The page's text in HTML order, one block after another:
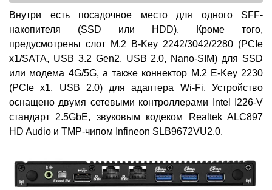
Внутри есть посадочное место для одного SFF-
накопителя (SSD или HDD). Кроме того,
предусмотрены слот M.2 B-Key 2242/3042/2280 (PCIe
x1/SATA, USB 3.2 Gen2, USB 2.0, Nano-SIM) для SSD
или модема 4G/5G, а также коннектор M.2 E-Key 2230
(PCIe x1, USB 2.0) для адаптера Wi-Fi. Устройство
оснащено двумя сетевыми контроллерами Intel I226-V
стандарт 2.5GbE, звуковым кодеком Realtek ALC897
HD Audio и TMP-чипом Infineon SLB9672VU2.0.